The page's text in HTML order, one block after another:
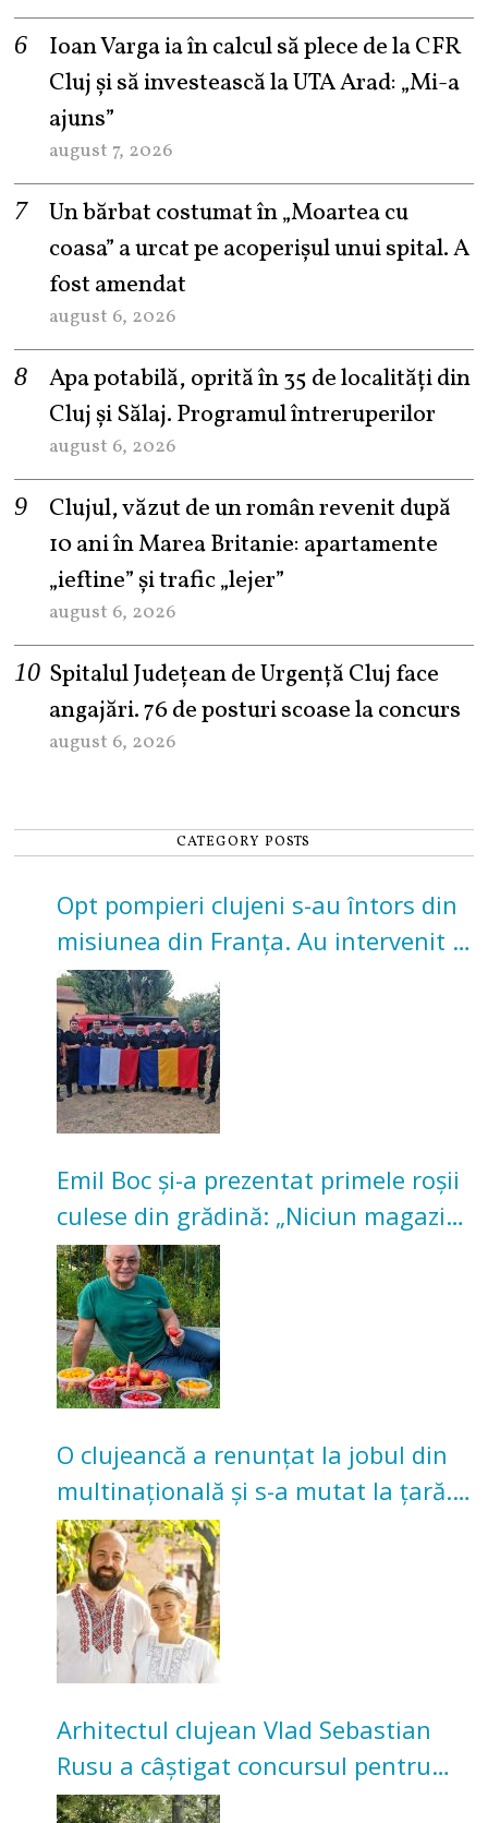
Ioan Varga ia în calcul să plece de la CFR
Cluj și să investească la UTA Arad: „Mi-a
ajuns”
august 7, 2026
Un bărbat costumat în „Moartea cu
coasa” a urcat pe acoperișul unui spital. A
fost amendat
august 6, 2026
Apa potabilă, oprită în 35 de localități din
Cluj și Sălaj. Programul întreruperilor
august 6, 2026
Clujul, văzut de un român revenit după
10 ani în Marea Britanie: apartamente
„ieftine” și trafic „lejer”
august 6, 2026
Spitalul Județean de Urgență Cluj face
angajări. 76 de posturi scoase la concurs
august 6, 2026
CATEGORY POSTS
Opt pompieri clujeni s-au întors din
misiunea din Franța. Au intervenit la
incendii de vegetație și pădure
Emil Boc și-a prezentat primele roșii
culese din grădină: „Niciun magazin
nu poate oferi această satisfacție”
O clujeancă a renunțat la jobul din
multinațională și s-a mutat la țară.
Acum cultivă legume în grădina
bunicilor
Arhitectul clujean Vlad Sebastian
Rusu a câștigat concursul pentru
transformarea Grădinii Casei